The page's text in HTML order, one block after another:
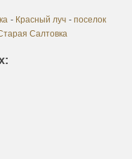
- Красный луч - поселок
Салтовка